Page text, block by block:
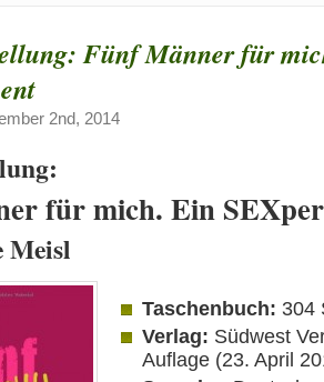
Fünf Männer für
2nd, 2014
für mich. Ein
Meisl
Taschenbuch: 304
Verlag: Südwest
Auflage (23. April